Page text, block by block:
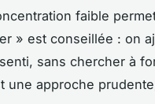
faible
» est conseillée : on
sans chercher à
une approche